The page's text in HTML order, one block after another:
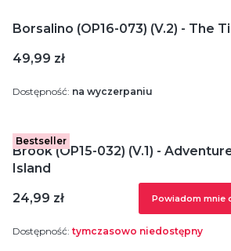
Borsalino (OP16-073) (V.2) - The
Cena
49,99 zł
Dostępność: na wyczerpaniu
Bestseller
Brook (OP15-032) (V.1) -
Island
Cena
24,99 zł Powiadom mnie
Dostępność: tymczasowo niedostępny